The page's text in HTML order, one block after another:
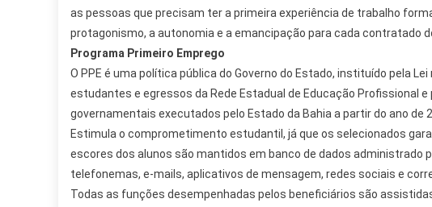
as pessoas que precisam ter a primeira experiência de trabalho
protagonismo, a autonomia e a emancipação para cada contratado
Programa Primeiro Emprego
O PPE é uma política pública do Governo do Estado, instituído pela
estudantes e egressos da Rede Estadual de Educação Profissional
governamentais executados pelo Estado da Bahia a partir do ano de
Estimula o comprometimento estudantil, já que os selecionados
escores dos alunos são mantidos em banco de dados administrado
telefonemas, e-mails, aplicativos de mensagem, redes sociais e
Todas as funções desempenhadas pelos beneficiários são